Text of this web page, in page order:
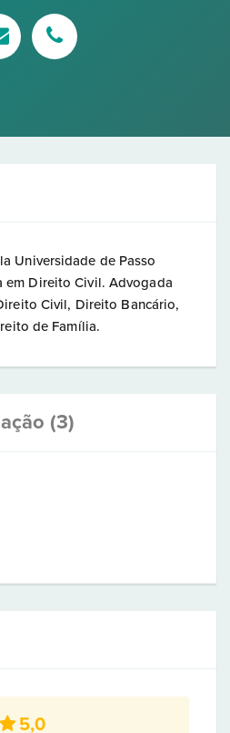
Universidade de Passo
em Direito Civil. Advogada
Civil, Direito Bancário,
de Família.
(3)
5,0